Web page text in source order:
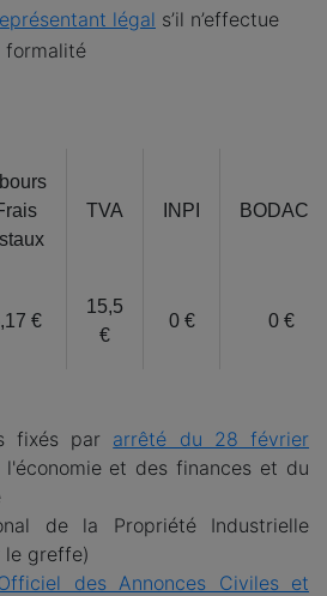
légal s’il n’effectue
formalité
TVA INPI BODACC
€
15,5
€
0 € 0 €
fixés par arrêté du 28 février
et des finances et du
de la Propriété Industrielle
le greffe)
des Annonces Civiles et